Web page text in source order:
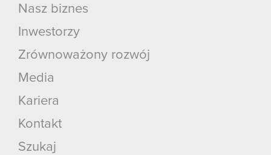
Nasz biznes
Inwestorzy
Zrównoważony rozwój
Media
Kariera
Kontakt
Szukaj